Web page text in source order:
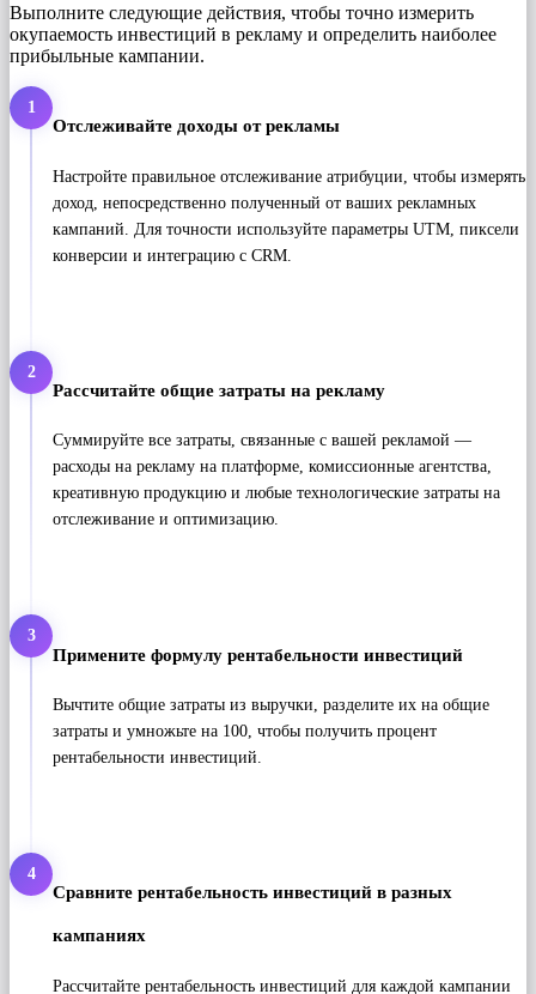
Выполните следующие действия, чтобы точно измерить
окупаемость инвестиций в рекламу и определить наиболее
прибыльные кампании.
1
Отслеживайте доходы от рекламы
Настройте правильное отслеживание атрибуции, чтобы измерять
доход, непосредственно полученный от ваших рекламных
кампаний. Для точности используйте параметры UTM, пиксели
конверсии и интеграцию с CRM.
2
Рассчитайте общие затраты на рекламу
Суммируйте все затраты, связанные с вашей рекламой —
расходы на рекламу на платформе, комиссионные агентства,
креативную продукцию и любые технологические затраты на
отслеживание и оптимизацию.
3
Примените формулу рентабельности инвестиций
Вычтите общие затраты из выручки, разделите их на общие
затраты и умножьте на 100, чтобы получить процент
рентабельности инвестиций.
4
Сравните рентабельность инвестиций в разных
кампаниях
Рассчитайте рентабельность инвестиций для каждой кампании